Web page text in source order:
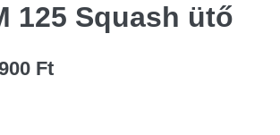
125 Squash ütő
Ft